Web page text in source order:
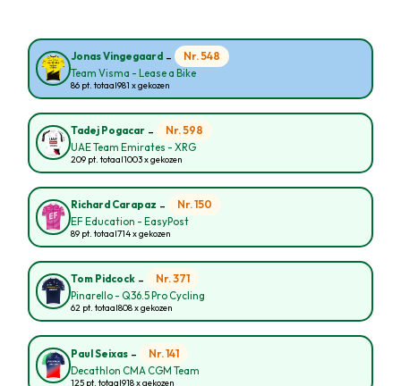
Jonas Vingegaard - Nr. 548
Team Visma - Lease a Bike
86 pt. totaal981 x gekozen
Tadej Pogacar - Nr. 598
UAE Team Emirates - XRG
209 pt. totaal1003 x gekozen
Richard Carapaz - Nr. 150
EF Education - EasyPost
89 pt. totaal714 x gekozen
Tom Pidcock - Nr. 371
Pinarello - Q36.5 Pro Cycling
62 pt. totaal808 x gekozen
Paul Seixas - Nr. 141
Decathlon CMA CGM Team
125 pt. totaal918 x gekozen